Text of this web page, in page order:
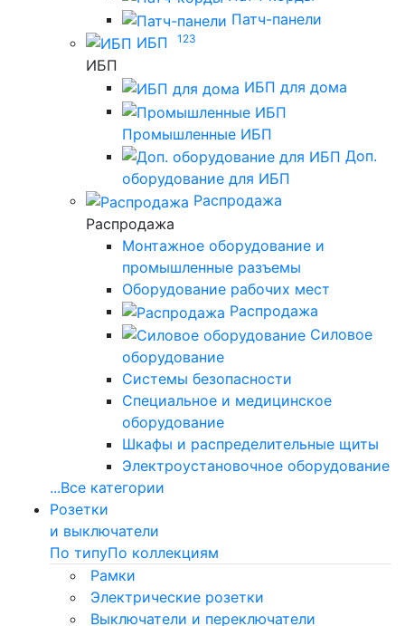
Патч-панели
ИБП
123
ИБП
ИБП для дома
Промышленные ИБП
Доп.
оборудование для ИБП
Распродажа
Распродажа
Монтажное оборудование и
промышленные разъемы
Оборудование рабочих мест
Распродажа
Силовое
оборудование
Системы безопасности
Специальное и медицинское
оборудование
Шкафы и распределительные щиты
Электроустановочное оборудование
...Все категории
Розетки
и выключатели
По типуПо коллекциям
Рамки
Электрические розетки
Выключатели и переключатели